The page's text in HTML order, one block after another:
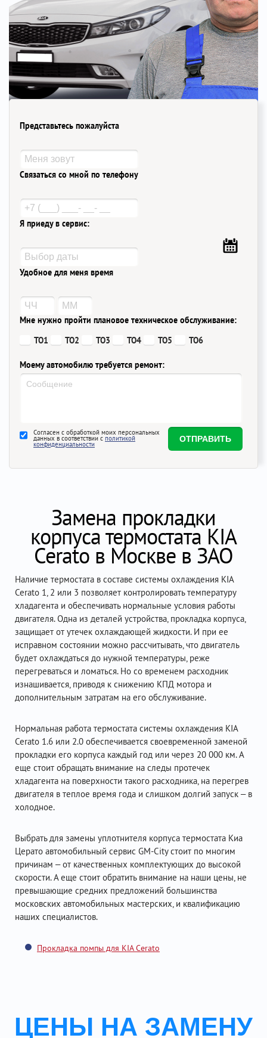
Представьтесь пожалуйста
Связаться со мной по телефону
Я приеду в сервис:
Удобное для меня время
Мне нужно пройти плановое техническое обслуживание:
ТО1
ТО2 ТО3 ТО4 ТО5 ТО6
Моему автомобилю требуется ремонт:
Согласен с обработкой моих персональных
данных в соответствии с политикой
конфиденциальности
Замена прокладки
корпуса термостата KIA
Cerato в Москве в ЗАО
Наличие термостата в составе системы охлаждения KIA
Cerato 1, 2 или 3 позволяет контролировать температуру
хладагента и обеспечивать нормальные условия работы
двигателя. Одна из деталей устройства, прокладка корпуса,
защищает от утечек охлаждающей жидкости. И при ее
исправном состоянии можно рассчитывать, что двигатель
будет охлаждаться до нужной температуры, реже
перегреваться и ломаться. Но со временем расходник
изнашивается, приводя к снижению КПД мотора и
дополнительным затратам на его обслуживание.
Нормальная работа термостата системы охлаждения KIA
Cerato 1.6 или 2.0 обеспечивается своевременной заменой
прокладки его корпуса каждый год или через 20 000 км. А
еще стоит обращать внимание на следы протечек
хладагента на поверхности такого расходника, на перегрев
двигателя в теплое время года и слишком долгий запуск – в
холодное.
Выбрать для замены уплотнителя корпуса термостата Киа
Церато автомобильный сервис GM-City стоит по многим
причинам – от качественных комплектующих до высокой
скорости. А еще стоит обратить внимание на наши цены, не
превышающие средних предложений большинства
московских автомобильных мастерских, и квалификацию
наших специалистов.
Прокладка помпы для KIA Cerato
ЦЕНЫ НА ЗАМЕНУ